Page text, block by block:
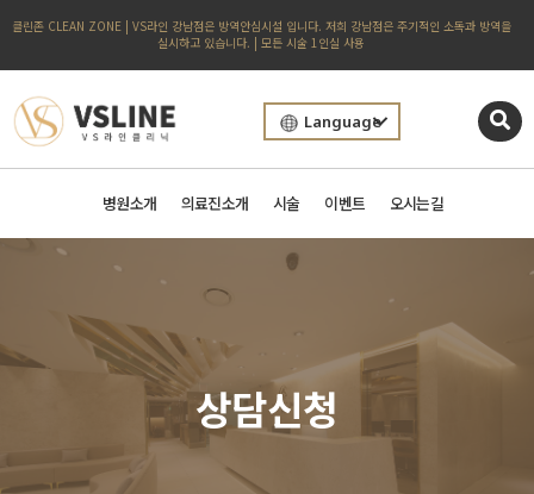
클린존 CLEAN ZONE | VS라인 강남점은 방역안심시설 입니다. 저희 강남점은 주기적인 소독과 방역을
실시하고 있습니다. | 모든 시술 1인실 사용
Language
병원소개 의료진소개 시술 이벤트 오시는길
상담신청